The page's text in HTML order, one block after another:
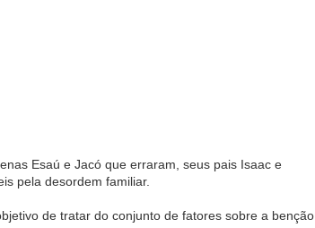
Esaú e Jacó que erraram, seus pais Isaac e
pela desordem familiar.
de tratar do conjunto de fatores sobre a benção